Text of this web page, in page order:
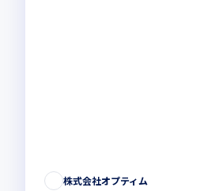
株式会社オプティム